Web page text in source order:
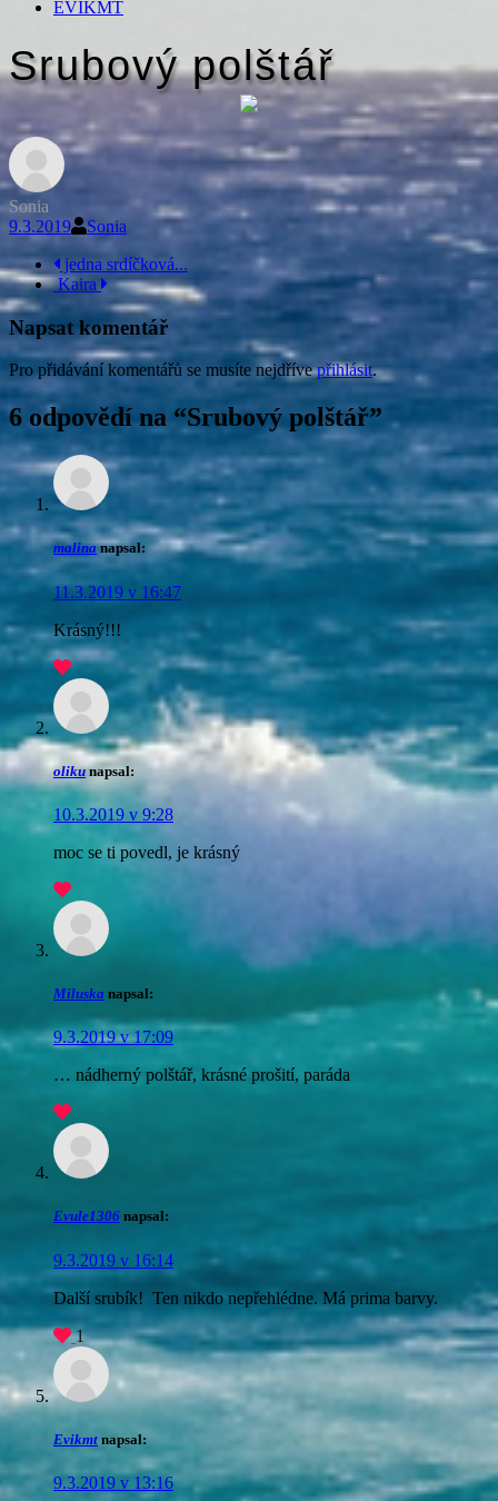
EVIKMT
Srubový polštář
Sonia
9.3.2019
Sonia
Navigace
příspěvku
jedna srdíčková...
Kaira
Napsat komentář
Pro přidávání komentářů se musíte nejdřívepřihlásit.
6 odpovědí na “Srubový polštář”
malina napsal:
11.3.2019 v 16:47
Krásný!!!
oliku napsal:
10.3.2019 v 9:28
moc se ti povedl, je krásný
Miluska napsal:
9.3.2019 v 17:09
… nádherný polštář, krásné prošití, paráda
Evule1306 napsal:
9.3.2019 v 16:14
Další srubík! Ten nikdo nepřehlédne. Má prima barvy.
1
Evikmt napsal:
9.3.2019 v 13:16